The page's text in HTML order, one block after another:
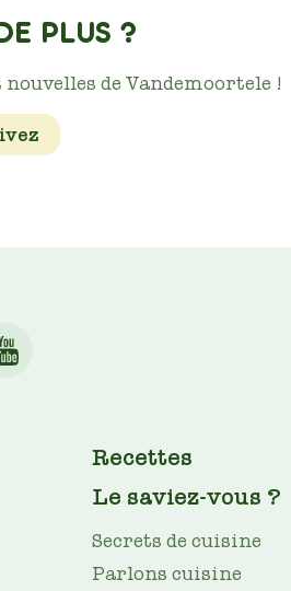
PLUS ?
de Vandemoortele !
Recettes
Le saviez-vous ?
Secrets de cuisine
Parlons cuisine